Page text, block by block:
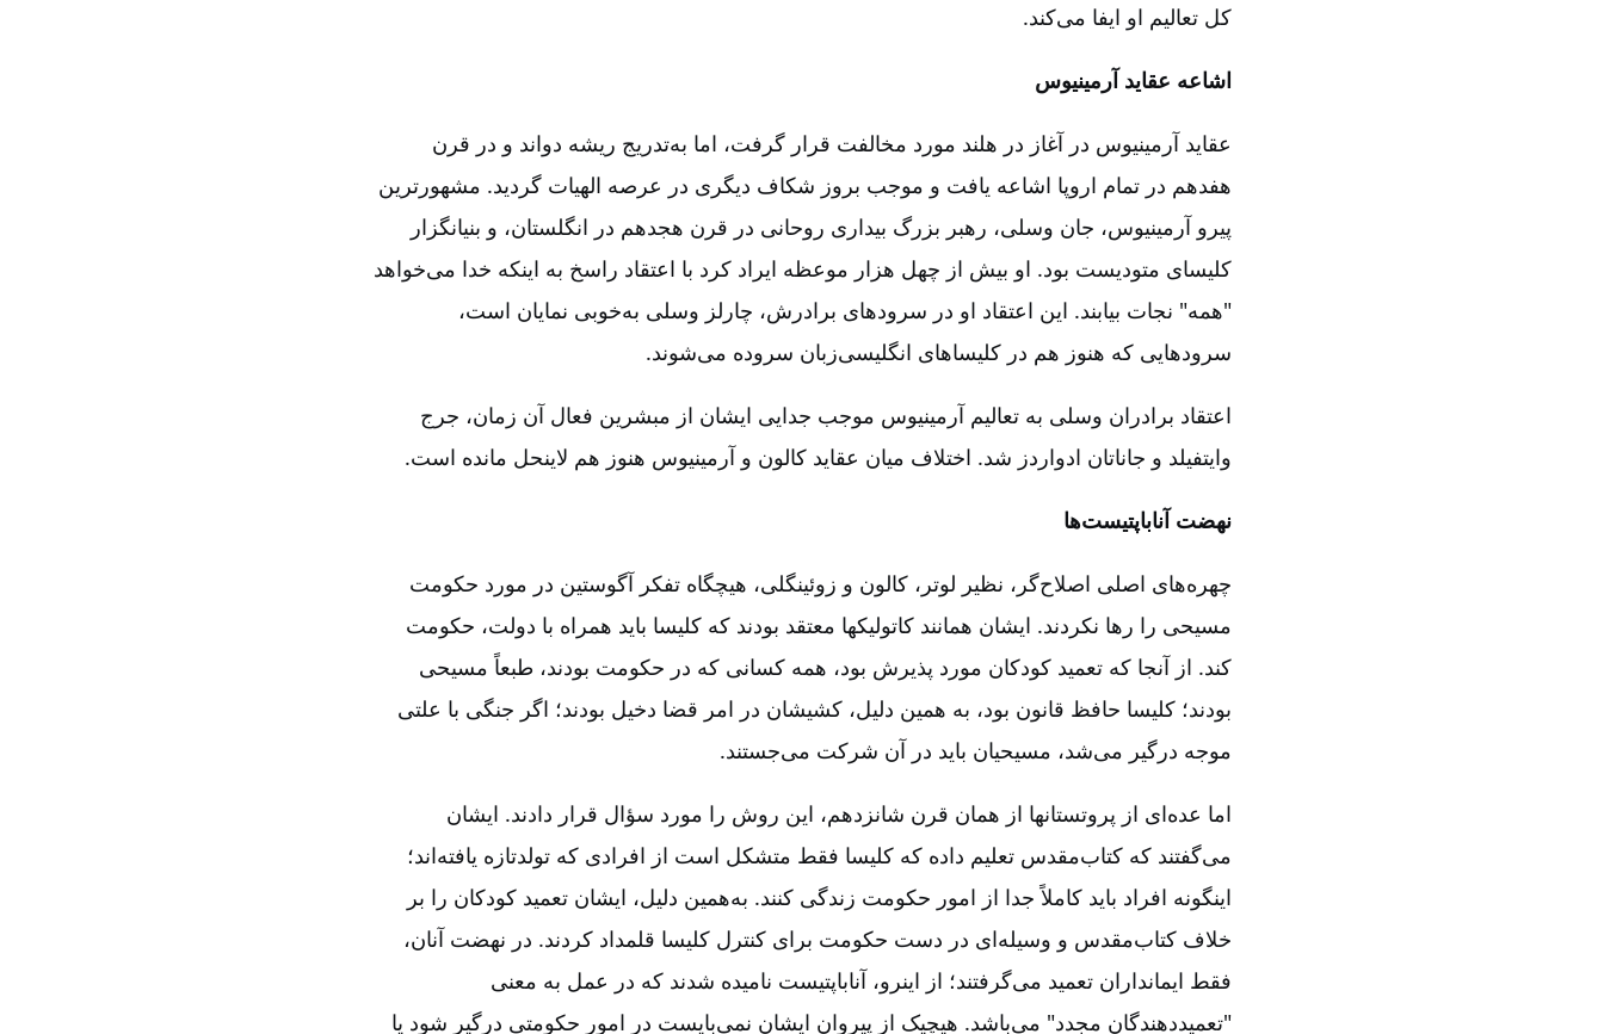
کل تعالیم او ایفا می‌کند.
اشاعه عقاید آرمینیوس‌
عقاید آرمینیوس در آغاز در هلند مورد مخالفت قرار گرفت‌، اما به‌تدریج ریشه دواند و در قرن
هفدهم در تمام اروپا اشاعه یافت و موجب بروز شکاف دیگری در عرصه الهیات گردید. مشهورترین
پیرو آرمینیوس‌، جان وسلی‌، رهبر بزرگ بیداری روحانی در قرن هجدهم در انگلستان‌، و بنیانگزار
کلیسای متودیست بود. او بیش از چهل هزار موعظه ایراد کرد با اعتقاد راسخ به اینکه خدا می‌خواهد
"همه‌" نجات بیابند. این اعتقاد او در سرودهای برادرش‌، چارلز وسلی به‌خوبی نمایان است‌،
سرودهایی که هنوز هم در کلیساهای انگلیسی‌زبان سروده می‌شوند.
اعتقاد برادران وسلی به تعالیم آرمینیوس موجب جدایی ایشان از مبشرین فعال آن زمان‌، جرج
وایتفیلد و جاناتان ادواردز شد. اختلاف میان عقاید کالون و آرمینیوس هنوز هم لاینحل مانده است‌.
نهضت آناباپتیست‌ها
چهره‌های اصلی اصلاح‌گر، نظیر لوتر، کالون و زوئینگلی‌، هیچگاه تفکر آگوستین در مورد حکومت
مسیحی را رها نکردند. ایشان همانند کاتولیکها معتقد بودند که کلیسا باید همراه با دولت‌، حکومت
کند. از آنجا که تعمید کودکان مورد پذیرش بود، همه کسانی که در حکومت بودند، طبعاً مسیحی
بودند؛ کلیسا حافظ قانون بود، به همین دلیل‌، کشیشان در امر قضا دخیل بودند؛ اگر جنگی با علتی
موجه درگیر می‌شد، مسیحیان باید در آن شرکت می‌جستند.
اما عده‌ای از پروتستانها از همان قرن شانزدهم‌، این روش را مورد سؤال قرار دادند. ایشان
می‌گفتند که کتاب‌مقدس تعلیم داده که کلیسا فقط متشکل است از افرادی که تولدتازه یافته‌اند؛
اینگونه افراد باید کاملاً جدا از امور حکومت زندگی کنند. به‌همین دلیل‌، ایشان تعمید کودکان را بر
خلاف کتاب‌مقدس و وسیله‌ای در دست حکومت برای کنترل کلیسا قلمداد کردند. در نهضت آنان‌،
فقط ایمانداران تعمید می‌گرفتند؛ از اینرو، آناباپتیست نامیده شدند که در عمل به معنی
"تعمیددهندگان مجدد" می‌باشد. هیچیک از پیروان ایشان نمی‌بایست در امور حکومتی درگیر شود یا